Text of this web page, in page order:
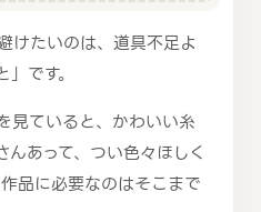
けたいのは、道具不足よ
です。
見ていると、かわいい糸
あって、つい色々ほしく
品に必要なのはそこまで